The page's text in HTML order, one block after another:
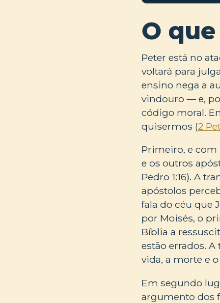
O
Peter está no
voltará para
ensino nega a
vindouro — e,
código moral.
quisermos (2
Primeiro, e com
e os outros
Pedro 1:16). A
apóstolos
fala do céu que
por Moisés, o
Bíblia a
estão errados.
vida, a morte e
Em segundo
argumento dos